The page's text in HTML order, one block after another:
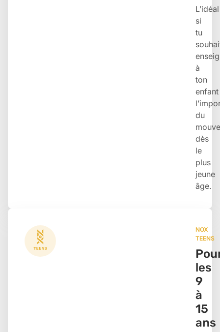
L’idéal
si
tu
à
ton
enfant
du
dès
le
plus
jeune
âge.
NOX
TEENS
les
9
à
15
ans